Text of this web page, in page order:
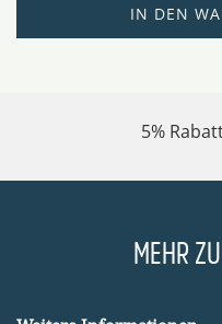
L
A
.
IN DEN
5%
MEHR